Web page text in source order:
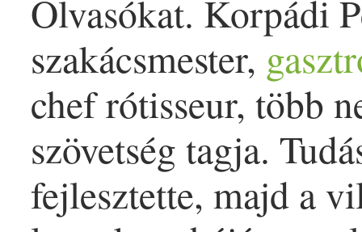
Olvasókat. Korpádi
szakácsmester,
chef rótisseur, több
szövetség tagja.
fejlesztette, majd a